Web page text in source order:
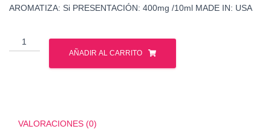
AROMATIZA: Si PRESENTACIÓN: 400mg /10ml MADE IN: USA
Testosterona
Heptylate
10ml/400mg
AÑADIR AL CARRITO
VALORACIONES (0)